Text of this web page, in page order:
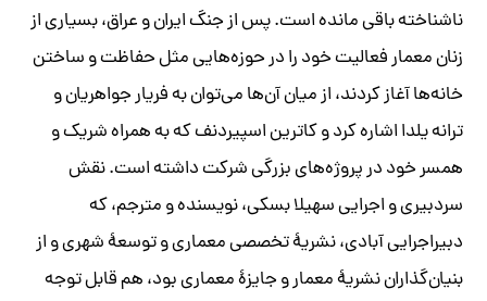
ناشناخته باقی مانده‌ است. پس از جنگ ایران و عراق، بسیاری از
زنان معمار فعالیت خود را در حوزه‌هایی مثل حفاظت و ساختن
خانه‌ها آغاز کردند، از میان آن‌ها می‌توان به فریار جواهریان و
ترانه یلدا اشاره کرد و کاترین اسپیردنف که به همراه شریک و
همسر خود در پروژه‌های بزرگی شرکت داشته است. نقش
سردبیری و اجرایی سهیلا بسکی، نویسنده و مترجم، که
دبیراجرایی آبادی، نشریۀ تخصصی معماری و توسعۀ شهری و از
بنیان‌گذاران نشریۀ معمار و جایزۀ معماری بود، هم قابل توجه